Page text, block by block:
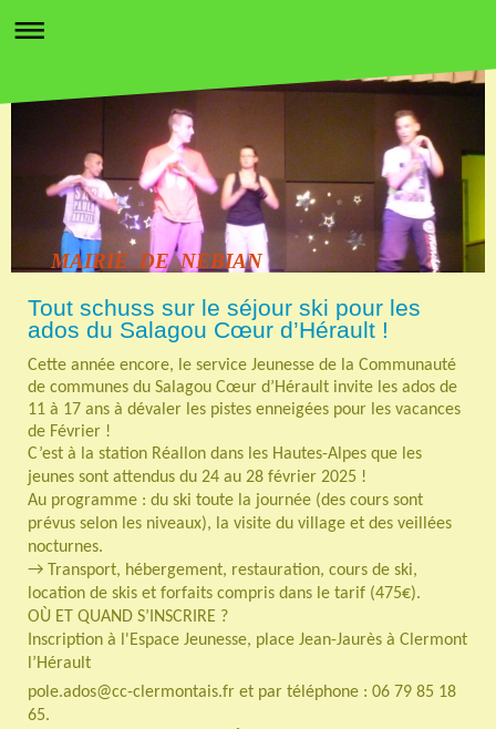
MAIRIE DE NEBIAN
Tout schuss sur le séjour ski pour les
ados du Salagou Cœur d’Hérault !
Cette année encore, le service Jeunesse de la Communauté
de communes du Salagou Cœur d’Hérault invite les ados de
11 à 17 ans à dévaler les pistes enneigées pour les vacances
de Février !
C’est à la station Réallon dans les Hautes-Alpes que les
jeunes sont attendus du 24 au 28 février 2025 !
Au programme : du ski toute la journée (des cours sont
prévus selon les niveaux), la visite du village et des veillées
nocturnes.
→ Transport, hébergement, restauration, cours de ski,
location de skis et forfaits compris dans le tarif (475€).
OÙ ET QUAND S’INSCRIRE ?
Inscription à l'Espace Jeunesse, place Jean-Jaurès à Clermont
l’Hérault
pole.ados@cc-clermontais.fr et par téléphone : 06 79 85 18
65.